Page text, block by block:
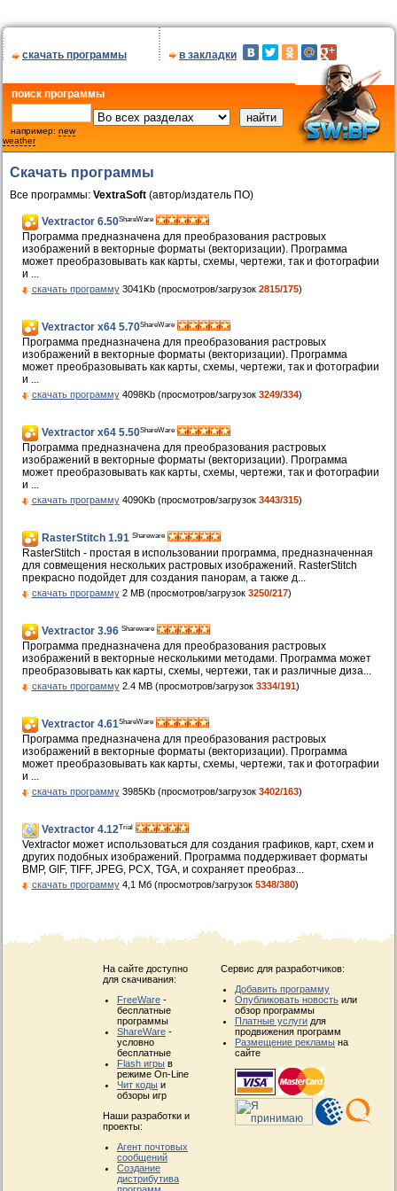
скачать программы в закладки
поиск программы
например: new
weather
Скачать программы
Все программы: VextraSoft (автор/издатель ПО)
Vextractor 6.50ShareWare
Программа предназначена для преобразования растровых
изображений в векторные форматы (векторизации). Программа
может преобразовывать как карты, схемы, чертежи, так и фотографии
и ...
скачать программу3041Kb (просмотров/загрузок 2815/175)
Vextractor x64 5.70ShareWare
Программа предназначена для преобразования растровых
изображений в векторные форматы (векторизации). Программа
может преобразовывать как карты, схемы, чертежи, так и фотографии
и ...
скачать программу4098Kb (просмотров/загрузок 3249/334)
Vextractor x64 5.50ShareWare
Программа предназначена для преобразования растровых
изображений в векторные форматы (векторизации). Программа
может преобразовывать как карты, схемы, чертежи, так и фотографии
и ...
скачать программу4090Kb (просмотров/загрузок 3443/315)
RasterStitch 1.91 Shareware
RasterStitch - простая в использовании программа, предназначенная
для совмещения нескольких растровых изображений. RasterStitch
прекрасно подойдет для создания панорам, а также д...
скачать программу2 MB (просмотров/загрузок 3250/217)
Vextractor 3.96 Shareware
Программа предназначена для преобразования растровых
изображений в векторные несколькими методами. Программа может
преобразовывать как карты, схемы, чертежи, так и различные диза...
скачать программу2.4 MB (просмотров/загрузок 3334/191)
Vextractor 4.61ShareWare
Программа предназначена для преобразования растровых
изображений в векторные форматы (векторизации). Программа
может преобразовывать как карты, схемы, чертежи, так и фотографии
и ...
скачать программу3985Kb (просмотров/загрузок 3402/163)
Vextractor 4.12Trial
Vextractor может использоваться для создания графиков, карт, схем и
других подобных изображений. Программа поддерживает форматы
BMP, GIF, TIFF, JPEG, PCX, TGA, и сохраняет преобраз...
скачать программу4,1 Мб (просмотров/загрузок 5348/380)
На сайте доступно
для скачивания:
FreeWare -
бесплатные
программы
ShareWare -
условно
бесплатные
Flash игры в
режиме On-Line
Чит коды и
обзоры игр
Наши разработки и
проекты:
Агент почтовых
сообщений
Создание
дистрибутива
Сервис для разработчиков:
Добавить программу
Опубликовать новость или
обзор программы
Платные услуги для
продвижения программ
Размещение рекламы на
сайте